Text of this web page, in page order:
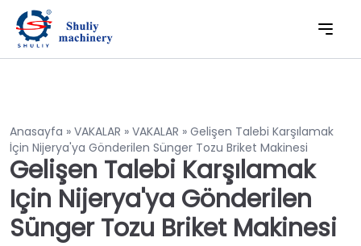
Anasayfa » VAKALAR » VAKALAR » Gelişen Talebi Karşılamak
İçin Nijerya'ya Gönderilen Sünger Tozu Briket Makinesi
Gelişen Talebi Karşılamak
Için Nijerya'ya Gönderilen
Sünger Tozu Briket Makinesi